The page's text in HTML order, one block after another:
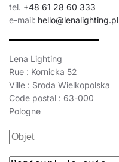
tel. +48 61 28 60 333
e-mail: hello@lenalighting.pl
Lena Lighting
Rue : Kornicka 52
Ville : Sroda Wielkopolska
Code postal : 63-000
Pologne